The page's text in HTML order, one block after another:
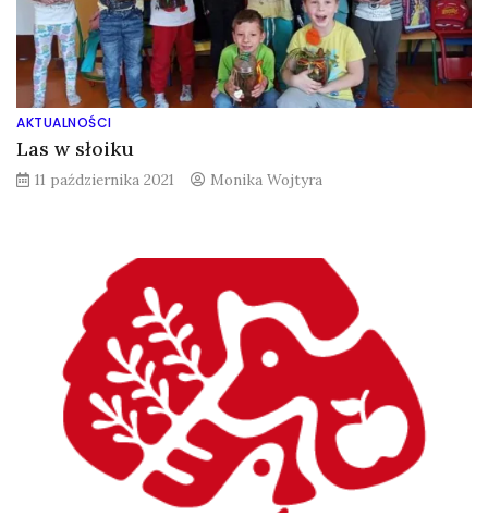
AKTUALNOŚCI
Las w słoiku
11 października 2021 Monika Wojtyra